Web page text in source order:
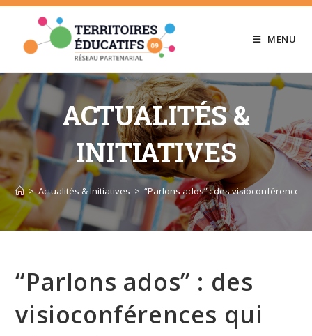
Skip
content
MENU
ACTUALITÉS &
INITIATIVES
> Actualités & Initiatives > “Parlons ados” : des
“Parlons ados” : des
visioconférences qui